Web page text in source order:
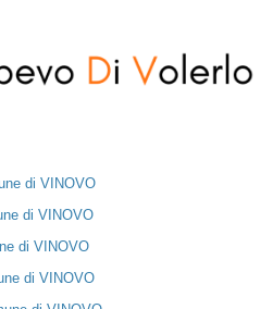
di VINOVO
di VINOVO
di VINOVO
di VINOVO